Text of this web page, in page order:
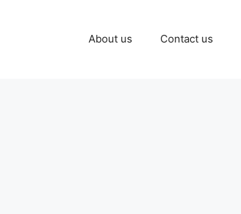
About us Contact us